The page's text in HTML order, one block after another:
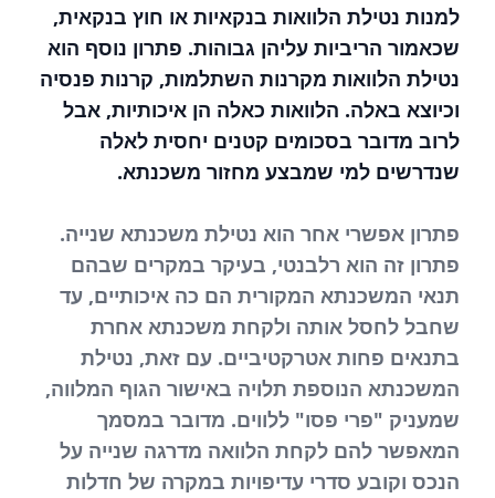
למנות נטילת הלוואות בנקאיות או חוץ בנקאית,
שכאמור הריביות עליהן גבוהות. פתרון נוסף הוא
נטילת הלוואות מקרנות השתלמות, קרנות פנסיה
וכיוצא באלה. הלוואות כאלה הן איכותיות, אבל
לרוב מדובר בסכומים קטנים יחסית לאלה
שנדרשים למי שמבצע מחזור משכנתא.
פתרון אפשרי אחר הוא נטילת משכנתא שנייה.
פתרון זה הוא רלבנטי, בעיקר במקרים שבהם
תנאי המשכנתא המקורית הם כה איכותיים, עד
שחבל לחסל אותה ולקחת משכנתא אחרת
בתנאים פחות אטרקטיביים. עם זאת, נטילת
המשכנתא הנוספת תלויה באישור הגוף המלווה,
שמעניק "פרי פסו" ללווים. מדובר במסמך
המאפשר להם לקחת הלוואה מדרגה שנייה על
הנכס וקובע סדרי עדיפויות במקרה של חדלות